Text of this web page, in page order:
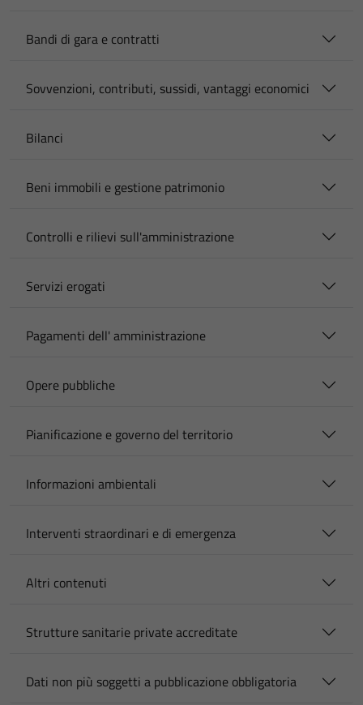
Bandi di gara e contratti
Sovvenzioni, contributi, sussidi, vantaggi economici
Bilanci
Beni immobili e gestione patrimonio
Controlli e rilievi sull'amministrazione
Servizi erogati
Pagamenti dell' amministrazione
Opere pubbliche
Pianificazione e governo del territorio
Informazioni ambientali
Interventi straordinari e di emergenza
Altri contenuti
Strutture sanitarie private accreditate
Dati non più soggetti a pubblicazione obbligatoria